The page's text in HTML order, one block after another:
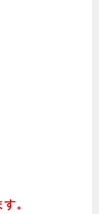
。